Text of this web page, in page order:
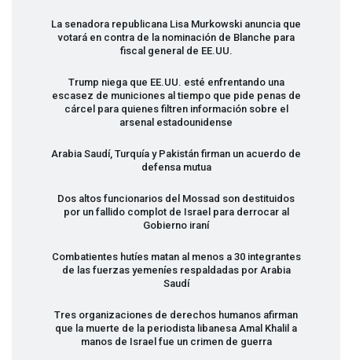
La senadora republicana Lisa Murkowski anuncia que
votará en contra de la nominación de Blanche para
fiscal general de EE.UU.
Trump niega que EE.UU. esté enfrentando una
escasez de municiones al tiempo que pide penas de
cárcel para quienes filtren información sobre el
arsenal estadounidense
Arabia Saudí, Turquía y Pakistán firman un acuerdo de
defensa mutua
Dos altos funcionarios del Mossad son destituidos
por un fallido complot de Israel para derrocar al
Gobierno iraní
Combatientes hutíes matan al menos a 30 integrantes
de las fuerzas yemeníes respaldadas por Arabia
Saudí
Tres organizaciones de derechos humanos afirman
que la muerte de la periodista libanesa Amal Khalil a
manos de Israel fue un crimen de guerra